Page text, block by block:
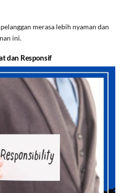
merasa lebih nyaman dan
ini.
dan Responsif